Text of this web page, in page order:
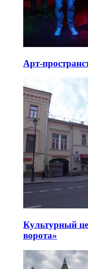
Арт-
Культурный
ворота»